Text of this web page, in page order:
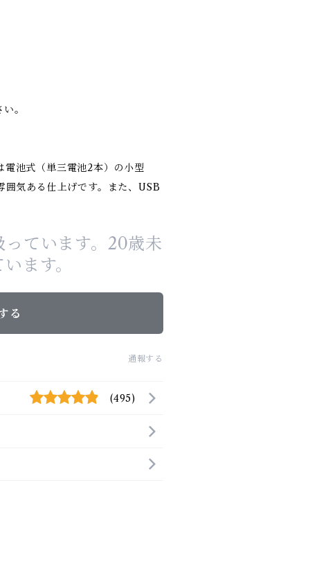
。
池式（単三電池2本）の小型
気ある仕上げです。また、USB
ています。20歳未
ます。
る
通報する
(495)